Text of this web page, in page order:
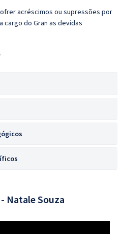
acréscimos ou supressões por
cargo do Gran as devidas
Natale Souza